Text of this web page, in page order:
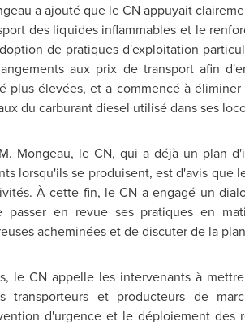
a ajouté que le CN appuyait
des liquides inflammables et le
de pratiques d'exploitation
aux prix de transport afin
plus élevées, et a commencé à
du carburant diesel utilisé dans ses
Mongeau, le CN, qui a déjà un plan
lorsqu'ils se produisent, est d'avis
À cette fin, le CN a engagé un
passer en revue ses pratiques en
acheminées et de discuter de la
le CN appelle les intervenants à
transporteurs et producteurs de
d'urgence et le déploiement des